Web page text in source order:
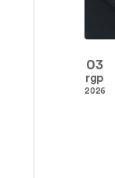
03
rgp
2026